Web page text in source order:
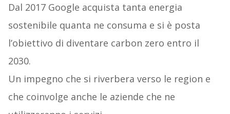
Dal 2017 Google acquista tanta energia
sostenibile quanta ne consuma e si è posta
l’obiettivo di diventare carbon zero entro il
2030.
Un impegno che si riverbera verso le region e
che coinvolge anche le aziende che ne